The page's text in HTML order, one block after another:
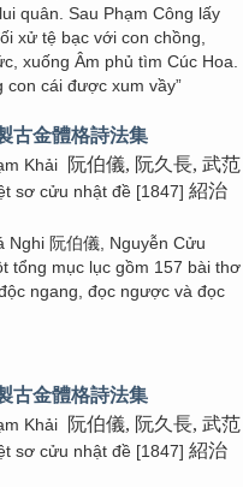
quân. Sau Phạm Công lấy
xử tệ bạc với con chồng,
xuống Âm phủ tìm Cúc Hoa.
cái được xum vầy”
古金體格詩法集
Khải
阮伯儀, 阮久長, 武范
sơ cửu nhật đề [1847] 紹治
Nghi 阮伯儀, Nguyễn Cửu
tổng mục lục gồm 157 bài thơ
ngang, đọc ngược và đọc
古金體格詩法集
Khải
阮伯儀, 阮久長, 武范
sơ cửu nhật đề [1847] 紹治